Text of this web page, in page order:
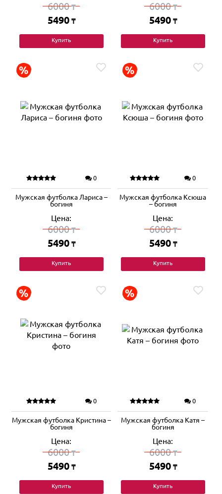
6000₸
5490 ₸
Купить
6000₸
5490 ₸
Купить
0
Мужская футболка Лариса –
богиня
Цена:
6000₸
5490 ₸
Купить
0
Мужская футболка Ксюша
– богиня
Цена:
6000₸
5490 ₸
Купить
0
Мужская футболка Кристина –
богиня
Цена:
6000₸
5490 ₸
Купить
0
Мужская футболка Катя –
богиня
Цена:
6000₸
5490 ₸
Купить